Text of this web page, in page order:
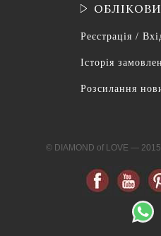
Реєстрація /
Історія
Розсилання
© DIAMOND of LOVE —